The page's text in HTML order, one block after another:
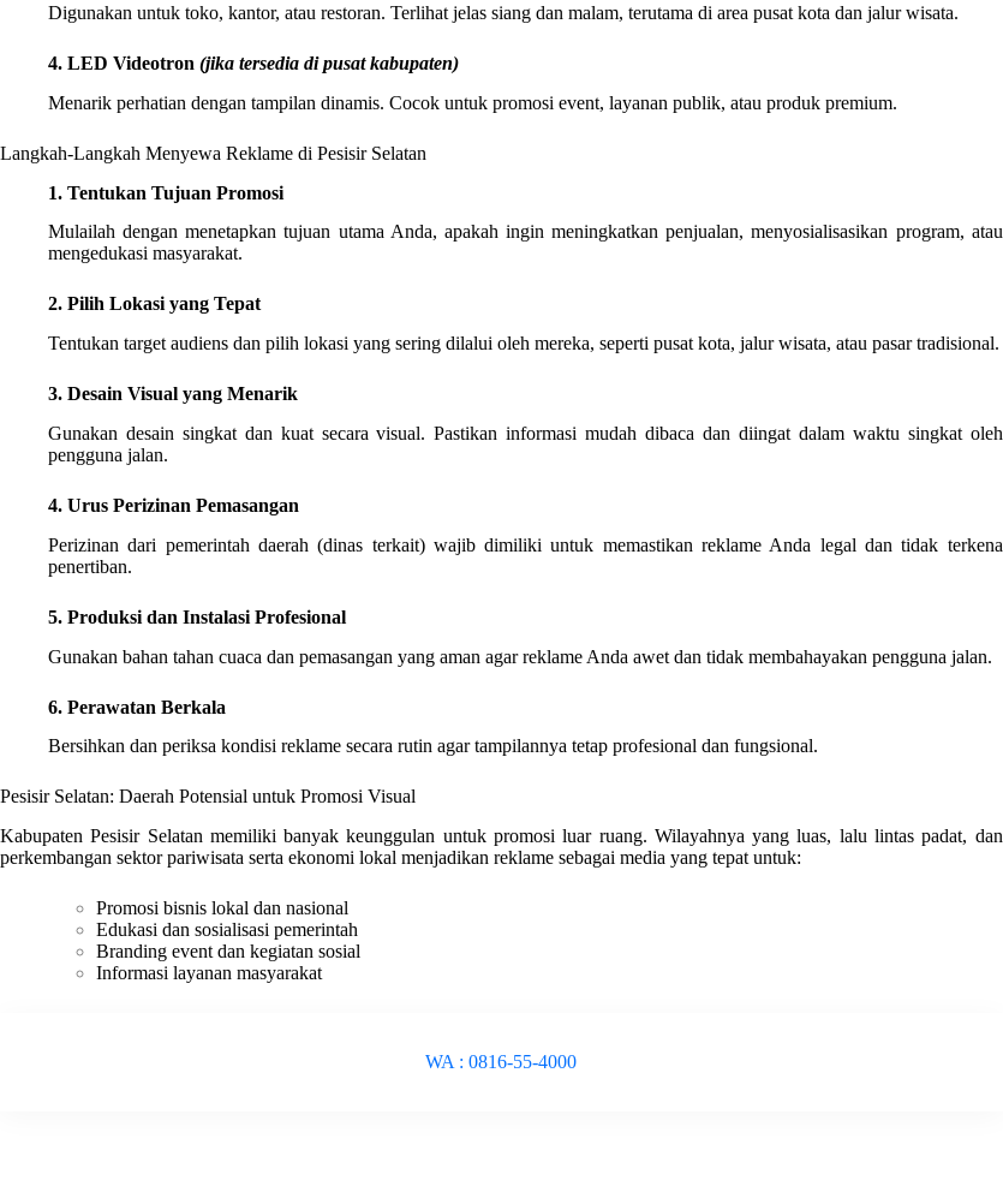
Digunakan untuk toko, kantor, atau restoran. Terlihat jelas siang dan malam, terutama di area pusat kota dan jalur wisata.
4. LED Videotron (jika tersedia di pusat kabupaten)
Menarik perhatian dengan tampilan dinamis. Cocok untuk promosi event, layanan publik, atau produk premium.
Langkah-Langkah Menyewa Reklame di Pesisir Selatan
1. Tentukan Tujuan Promosi
Mulailah dengan menetapkan tujuan utama Anda, apakah ingin meningkatkan penjualan, menyosialisasikan program, atau
mengedukasi masyarakat.
2. Pilih Lokasi yang Tepat
Tentukan target audiens dan pilih lokasi yang sering dilalui oleh mereka, seperti pusat kota, jalur wisata, atau pasar tradisional.
3. Desain Visual yang Menarik
Gunakan desain singkat dan kuat secara visual. Pastikan informasi mudah dibaca dan diingat dalam waktu singkat oleh
pengguna jalan.
4. Urus Perizinan Pemasangan
Perizinan dari pemerintah daerah (dinas terkait) wajib dimiliki untuk memastikan reklame Anda legal dan tidak terkena
penertiban.
5. Produksi dan Instalasi Profesional
Gunakan bahan tahan cuaca dan pemasangan yang aman agar reklame Anda awet dan tidak membahayakan pengguna jalan.
6. Perawatan Berkala
Bersihkan dan periksa kondisi reklame secara rutin agar tampilannya tetap profesional dan fungsional.
Pesisir Selatan: Daerah Potensial untuk Promosi Visual
Kabupaten Pesisir Selatan memiliki banyak keunggulan untuk promosi luar ruang. Wilayahnya yang luas, lalu lintas padat, dan
perkembangan sektor pariwisata serta ekonomi lokal menjadikan reklame sebagai media yang tepat untuk:
Promosi bisnis lokal dan nasional
Edukasi dan sosialisasi pemerintah
Branding event dan kegiatan sosial
Informasi layanan masyarakat
WA : 0816-55-4000